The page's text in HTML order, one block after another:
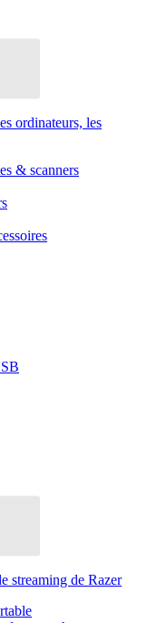
ordinateurs, les
& scanners
streaming de Razer